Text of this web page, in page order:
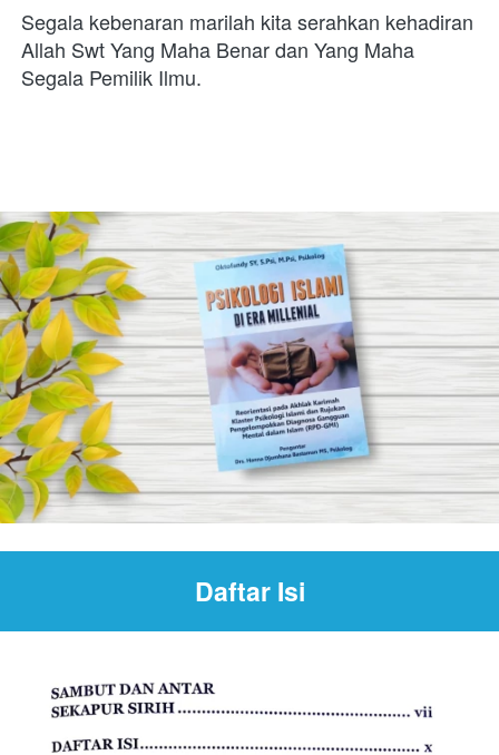
Segala kebenaran marilah kita serahkan kehadiran
Allah Swt Yang Maha Benar dan Yang Maha
Segala Pemilik Ilmu.
Daftar Isi